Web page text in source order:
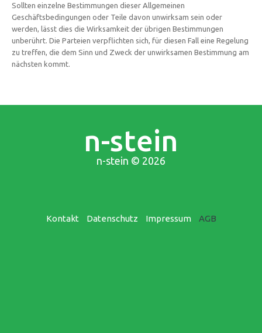
Sollten einzelne Bestimmungen dieser Allgemeinen
Geschäftsbedingungen oder Teile davon unwirksam sein oder
werden, lässt dies die Wirksamkeit der übrigen Bestimmungen
unberührt. Die Parteien verpflichten sich, für diesen Fall eine Regelung
zu treffen, die dem Sinn und Zweck der unwirksamen Bestimmung am
nächsten kommt.
n-stein
n-stein © 2026
Kontakt Datenschutz Impressum AGB